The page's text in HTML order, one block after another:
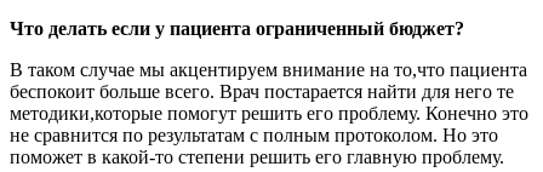
Что делать если у пациента ограниченный бюджет?
В таком случае мы акцентируем внимание на то,что пациента
беспокоит больше всего. Врач постарается найти для него те
методики,которые помогут решить его проблему. Конечно это
не сравнится по результатам с полным протоколом. Но это
поможет в какой-то степени решить его главную проблему.